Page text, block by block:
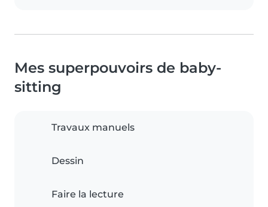
Mes superpouvoirs de baby-
sitting
Travaux manuels
Dessin
Faire la lecture